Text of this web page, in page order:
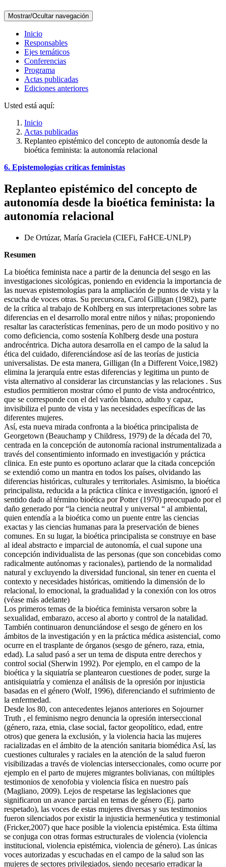
Mostrar/Ocultar navegación
Inicio
Responsables
Ejes temáticos
Conferencias
Programa
Actas publicadas
Ediciones anteriores
Usted está aquí:
Inicio
Actas publicadas
Replanteo epistémico del concepto de autonomía desde la
bioética feminista: la autonomía relacional
6. Epistemologías críticas feministas
Replanteo epistémico del concepto de
autonomía desde la bioética feminista: la
autonomía relacional
De Ortúzar, María Graciela (CIEFi, FaHCE-UNLP)
Resumen
La bioética feminista nace a partir de la denuncia del sesgo en las
investigaciones sicológicas, poniendo en evidencia la importancia de
las nuevas epistemologías para la ampliación de puntos de vista y la
escucha de voces otras. Su precursora, Carol Gilligan (1982), parte
de la crítica al trabajo de Kohlberg en sus interpretaciones sobre las
diferencias en el desarrollo moral entre niños y niñas; proponiendo
resaltar las características femeninas, pero de un modo positivo y no
como deficiencia, como sostenía Kohlberg desde una postura
androcéntrica. Dicha autora desarrolla en el campo de la salud la
ética del cuidado, diferenciándose así de las teorías de justicia
universalistas. De esta manera, Gilligan (In a Different Voice,1982)
elimina la jerarquía entre estas diferencias y legitima un punto de
vista alternativo al considerar las circunstancias y las relaciones . Sus
estudios permitieron mostrar cómo el punto de vista androcéntrico,
que se corresponde con el del varón blanco, adulto y capaz,
invisibiliza el punto de vista y las necesidades específicas de las
diferentes mujeres.
Así, esta nueva mirada confronta a la bioética principalista de
Georgetown (Beauchamp y Childress, 1979) de la década del 70,
centrada en la concepción de autonomía racional instrumentalizada a
través del consentimiento informado en investigación y práctica
clinica. En este punto es oportuno aclarar que la citada concepción
se extendió como un mantra en todos los países, olvidando las
diferencias históricas, culturales y territoriales. Asimismo, la bioética
principalista, reducida a la práctica clínica e investigación, ignoró el
sentido dado al término bioética por Potter (1970) preocupado por el
daño generado por “la ciencia neutral y universal “ al ambiental,
quien entendía a la bioética como un puente entre las ciencias
exactas y las ciencias humanas para la preservación de bienes
comunes. En su lugar, la bioética principalista se construye en base
al ideal abstracto e imparcial de autonomía, el cual supone una
concepción individualista de las personas (que son concebidas como
radicalmente autónomas y racionales), partiendo de la normalidad
natural y excluyendo la diversidad funcional, sin tener en cuenta el
contexto y necesidades históricas, omitiendo la dimensión de lo
relacional, lo emocional, la gradualidad y la conexión con los otros
(véase más adelante)
Los primeros temas de la bioética feminista versaron sobre la
sexualidad, embarazo, acceso al aborto y control de la natalidad.
También continuaron denunciándose el sesgo de género en los
ámbitos de la investigación y en la práctica médica asistencial, como
ocurre en el trasplante de órganos (sesgo de género, raza, etnia,
edad). La salud pasó a ser un tema de disputa entre derechos y
control social (Sherwin 1992). Por ejemplo, en el campo de la
bioética y la siquiatría se plantearon cuestiones de poder, surge la
antisiquiatría y comienza el análisis de la opresión por injusticia
basadas en el género (Wolf, 1996), diferenciando el sufrimiento de
la enfermedad.
Desde los 80, con antecedentes lejanos anteriores en Sojourner
Truth , el feminismo negro denuncia la opresión interseccional
(género, raza, etnia, clase social, factor geopolítico, edad, entre
otros) que genera la exclusión, y la violencia hacia las mujeres
racializadas en el ámbito de la atención sanitaria biomédica Así, las
cuestiones culturales y raciales en la atención de la salud fueron
visibilizadas a través de violencias interseccionales, como ocurre por
ejemplo en el parto de mujeres migrantes bolivianas, con múltiples
testimonios de xenofobia y violencia física en nuestro país
(Magliano, 2009). Lejos de respetarse las legislaciones que
significaron un avance parcial en temas de género (Ej. parto
respetado), las voces de estas mujeres diversas y sus testimonios
fueron silenciados por existir la injusticia hermenéutica y testimonial
(Fricker,2007) que hace posible la violencia epistémica. Esta última
se conjuga con otras formas estructurales de violencia (violencia
institucional, violencia epistémica, violencia de género). Las únicas
voces autorizadas y escuchadas en el campo de la salud son las
mujeres de sectores privilegiados, siendo necesario erradicar la